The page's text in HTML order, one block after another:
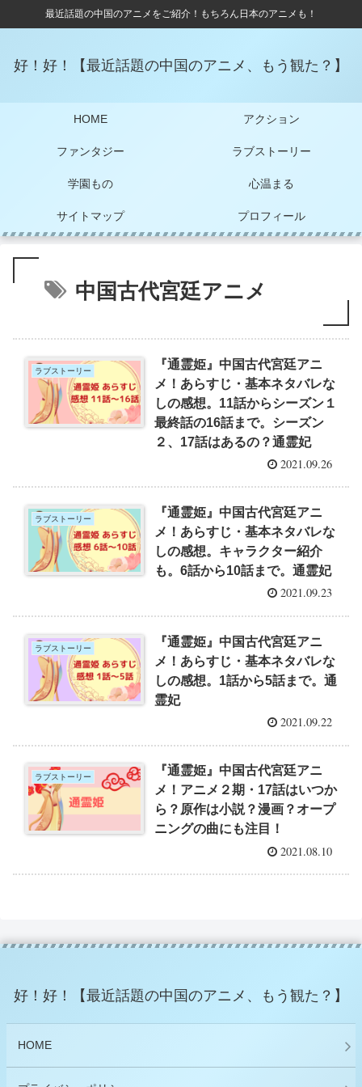
最近話題の中国のアニメをご紹介！もちろん日本のアニメも！
好！好！【最近話題の中国のアニメ、もう観た？】
HOME アクション
ファンタジー ラブストーリー
学園もの 心温まる
サイトマップ プロフィール
中国古代宮廷アニメ
ラブストーリー
『通霊姫』中国古代宮廷アニ
メ！あらすじ・基本ネタバレな
しの感想。11話からシーズン１
最終話の16話まで。シーズン
２、17話はあるの？通霊妃
2021.09.26
ラブストーリー
『通霊姫』中国古代宮廷アニ
メ！あらすじ・基本ネタバレな
しの感想。キャラクター紹介
も。6話から10話まで。通霊妃
2021.09.23
ラブストーリー
『通霊姫』中国古代宮廷アニ
メ！あらすじ・基本ネタバレな
しの感想。1話から5話まで。通
霊妃
2021.09.22
ラブストーリー
『通霊姫』中国古代宮廷アニ
メ！アニメ２期・17話はいつか
ら？原作は小説？漫画？オープ
ニングの曲にも注目！
2021.08.10
好！好！【最近話題の中国のアニメ、もう観た？】
HOME